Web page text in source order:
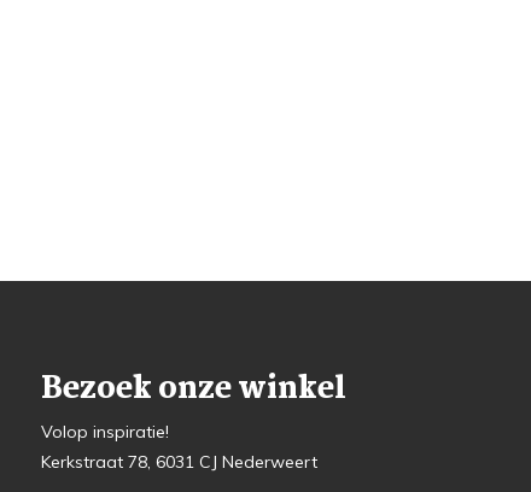
Bezoek onze winkel
Volop inspiratie!
Kerkstraat 78, 6031 CJ Nederweert